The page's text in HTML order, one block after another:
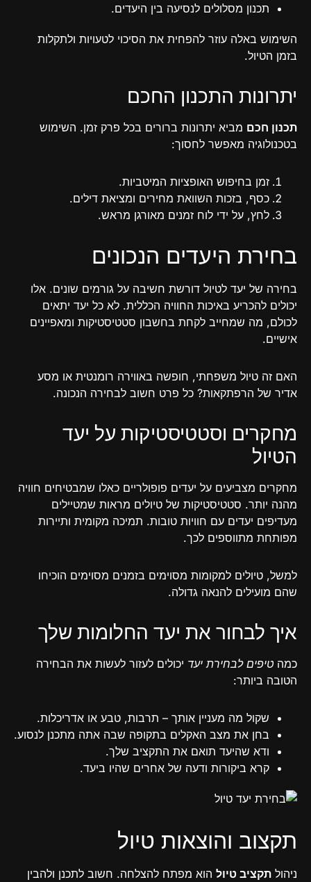
תכנון מסלולים לנסיעה בין היעדים.
השימוש באלה עוזר להפחית את הסיכוי לטעויות ולתקלות
בזמן הטיול.
יתרונות התכנון החכם
תכנון חכם מביא יתרונות ברורים בכל פרק זמן. השימוש
בטכנולוגיה מאפשר לחסוך:
זמן בחיפוש האופציות המיטביות.
כסף, בזכות השוואת מחירים ומציאת דילים.
לחץ, על ידי לוח זמנים מאורגן מראש.
בחירת היעדים הנכונים
בחירה של יעד לטיול דורשת חשיבה על גורמים שונים. אלו
יכולים להכריע באיכות החוויה הכללית. לא כל יעד יתאים
לכולם, מה שמחייב לקחת בחשבון סטטיסטיקות ומאפיינים
אישיים.
האם זה טיול משפחתי, חופשה באווירה רומנטית או מסע
אדיר של הרפתקאות? כל פרט חשוב לבחירה הנכונה.
מחקרים וסטטיסטיקות על יעד
הטיול
מחקרים מצביעים על יעדים פופולריים כאלו שמבטיחים חוויה
מהנה יותר. סטטיסטיקות של טיולים מראות שמטיילים
מעדיפים יעדים עם חוויות טובות. תמיכה מקומית ותיירות
מפותחת מתווספים לכך.
למשל, טיולים למקומות מסוימים בזמנים מסוימים הוכיחו
שהם מועילים להנאה גדולה.
איך לבחור את יעד החלומות שלך
כמה טיפים לבחירת יעד יכולים לעזור לעשות את הבחירה
הטובה ביותר:
שקול מה מעניין אותך – תרבות, טבע או אדריכלות.
בחן את מצב האקלים בתקופה שבה אתה מתכנן לנסוע.
ודא שהיעד תואם את התקציב שלך.
קרא ביקורות ודעה של אחרים שהיו ביעד.
תקצוב והוצאות טיול
ניהול תקציב טיול הוא מפתח להצלחה. חשוב לתכנן ולהבין